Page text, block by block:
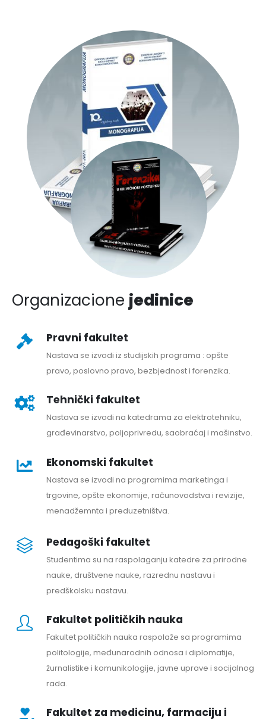
Organizacione jedinice
Pravni fakultet
Nastava se izvodi iz studijskih programa : opšte
pravo, poslovno pravo, bezbjednost i forenzika.
Tehnički fakultet
Nastava se izvodi na katedrama za elektrotehniku,
građevinarstvo, poljoprivredu, saobraćaj i mašinstvo.
Ekonomski fakultet
Nastava se izvodi na programima marketinga i
trgovine, opšte ekonomije, računovodstva i revizije,
menadžemnta i preduzetništva.
Pedagoški fakultet
Studentima su na raspolaganju katedre za prirodne
nauke, društvene nauke, razrednu nastavu i
predškolsku nastavu.
Fakultet političkih nauka
Fakultet političkih nauka raspolaže sa programima
politologije, međunarodnih odnosa i diplomatije,
žurnalistike i komunikologije, javne uprave i socijalnog
rada.
Fakultet za medicinu, farmaciju i